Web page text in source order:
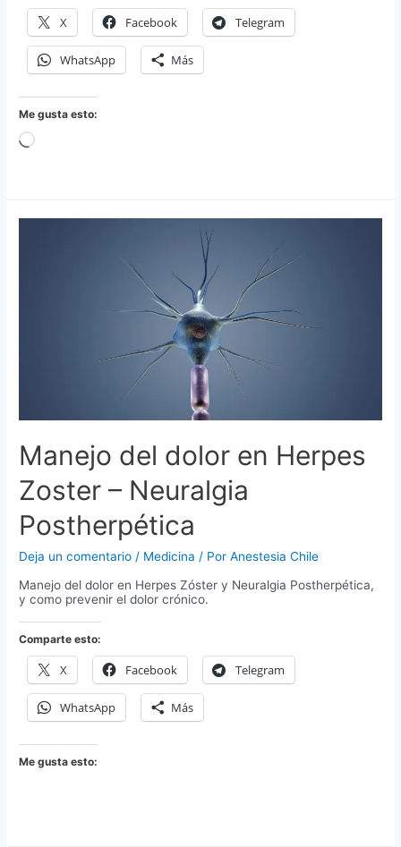
X Facebook Telegram
WhatsApp Más
Me gusta esto:
Cargando...
Manejo del dolor en Herpes
Zoster – Neuralgia
Postherpética
Deja un comentario / Medicina / PorAnestesia Chile
Manejo del dolor en Herpes Zóster y Neuralgia Postherpética,
y como prevenir el dolor crónico.
Comparte esto:
X Facebook Telegram
WhatsApp Más
Me gusta esto: